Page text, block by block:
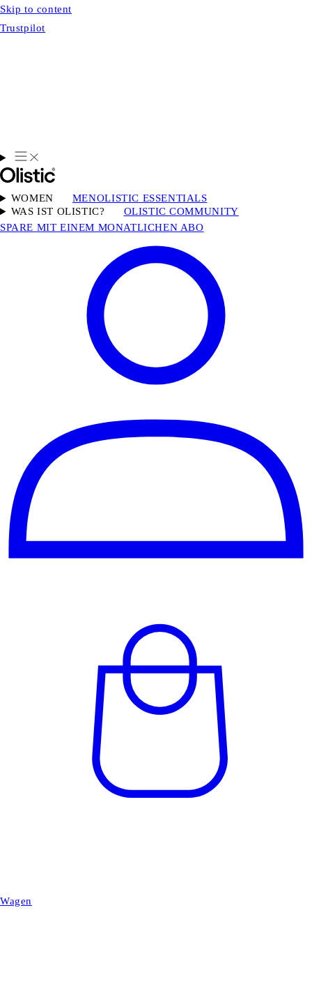
Skip to content
Trustpilot
WOMEN MENOLISTIC ESSENTIALS
WAS IST OLISTIC?
OLISTIC COMMUNITY
SPARE MIT EINEM MONATLICHEN ABO
Wagen